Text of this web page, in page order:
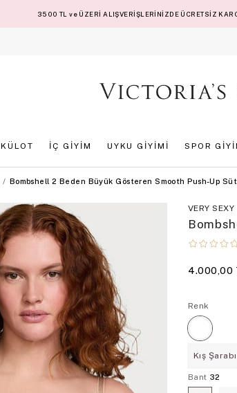
3500 TL ve ÜZERİ ALIŞVERİŞLERİNİZDE ÜCRETSİZ
KÜLOT İÇ GİYİM UYKU GİYİMİ SPOR
Bombshell 2 Beden Büyük Gösteren Smooth Push-Up
VERY SEXY
4.000,00
Renk
Kış Şarabı
Bant 32